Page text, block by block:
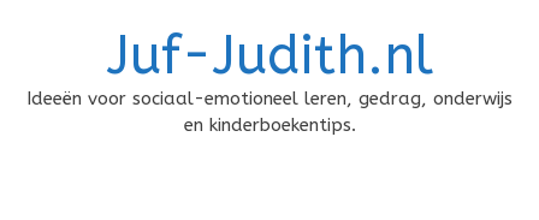
Juf-Judith.nl
Ideeën voor sociaal-emotioneel leren, gedrag, onderwijs
en kinderboekentips.